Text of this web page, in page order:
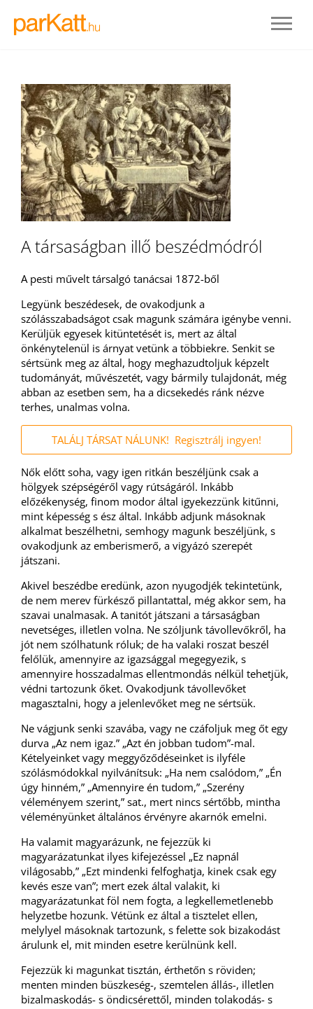
BELÉPÉS
REGISZTRÁLOK
A társaságban illő beszédmódról
A pesti művelt társalgó tanácsai 1872-ből
Legyünk beszédesek, de ovakodjunk a
szólásszabadságot csak magunk számára igénybe venni.
Kerüljük egyesek kitüntetését is, mert az által
önkénytelenül is árnyat vetünk a többiekre. Senkit se
sértsünk meg az által, hogy meghazudtoljuk képzelt
tudományát, művészetét, vagy bármily tulajdonát, még
abban az esetben sem, ha a dicsekedés ránk nézve
terhes, unalmas volna.
TALÁLJ TÁRSAT NÁLUNK! Regisztrálj ingyen!
Nők előtt soha, vagy igen ritkán beszéljünk csak a
hölgyek szépségéről vagy rútságáról. Inkább
előzékenység, finom modor által igyekezzünk kitűnni,
mint képesség s ész által. Inkább adjunk másoknak
alkalmat beszélhetni, semhogy magunk beszéljünk, s
ovakodjunk az emberismerő, a vigyázó szerepét
játszani.
Akivel beszédbe eredünk, azon nyugodjék tekintetünk,
de nem merev fürkésző pillantattal, még akkor sem, ha
szavai unalmasak. A tanitót játszani a társaságban
nevetséges, illetlen volna. Ne szóljunk távollevőkről, ha
jót nem szólhatunk róluk; de ha valaki roszat beszél
felőlük, amennyire az igazsággal megegyezik, s
amennyire hosszadalmas ellentmondás nélkül tehetjük,
védni tartozunk őket. Ovakodjunk távollevőket
magasztalni, hogy a jelenlevőket meg ne sértsük.
Ne vágjunk senki szavába, vagy ne czáfoljuk meg őt egy
durva „Az nem igaz.” „Azt én jobban tudom”-mal.
Kételyeinket vagy meggyőződéseinket is ilyféle
szólásmódokkal nyilvánítsuk: „Ha nem csalódom,” „Én
úgy hinném,” „Amennyire én tudom,” „Szerény
véleményem szerint,” sat., mert nincs sértőbb, mintha
véleményünket általános érvényre akarnók emelni.
Ha valamit magyarázunk, ne fejezzük ki
magyarázatunkat ilyes kifejezéssel „Ez napnál
világosabb,” „Ezt mindenki felfoghatja, kinek csak egy
kevés esze van”; mert ezek által valakit, ki
magyarázatunkat föl nem fogta, a legkellemetlenebb
helyzetbe hozunk. Vétünk ez által a tisztelet ellen,
melylyel másoknak tartozunk, s felette sok bizakodást
árulunk el, mit minden esetre kerülnünk kell.
Fejezzük ki magunkat tisztán, érthetőn s röviden;
menten minden büszkeség-, szemtelen állás-, illetlen
bizalmaskodás- s öndicsérettől, minden tolakodás- s